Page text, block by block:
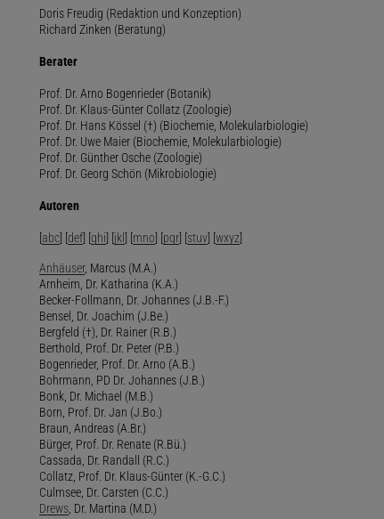
Doris Freudig (Redaktion und Konzeption)
Richard Zinken (Beratung)
Berater
Prof. Dr. Arno Bogenrieder (Botanik)
Prof. Dr. Klaus-Günter Collatz (Zoologie)
Prof. Dr. Hans Kössel (†) (Biochemie, Molekularbiologie)
Prof. Dr. Uwe Maier (Biochemie, Molekularbiologie)
Prof. Dr. Günther Osche (Zoologie)
Prof. Dr. Georg Schön (Mikrobiologie)
Autoren
[abc] [def] [ghi] [jkl] [mno] [pqr] [stuv] [wxyz]
Anhäuser, Marcus (M.A.)
Arnheim, Dr. Katharina (K.A.)
Becker-Follmann, Dr. Johannes (J.B.-F.)
Bensel, Dr. Joachim (J.Be.)
Bergfeld (†), Dr. Rainer (R.B.)
Berthold, Prof. Dr. Peter (P.B.)
Bogenrieder, Prof. Dr. Arno (A.B.)
Bohrmann, PD Dr. Johannes (J.B.)
Bonk, Dr. Michael (M.B.)
Born, Prof. Dr. Jan (J.Bo.)
Braun, Andreas (A.Br.)
Bürger, Prof. Dr. Renate (R.Bü.)
Cassada, Dr. Randall (R.C.)
Collatz, Prof. Dr. Klaus-Günter (K.-G.C.)
Culmsee, Dr. Carsten (C.C.)
Drews, Dr. Martina (M.D.)